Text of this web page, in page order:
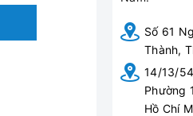
Số 61
Thành,
14/13/
Phường
Hồ Chí